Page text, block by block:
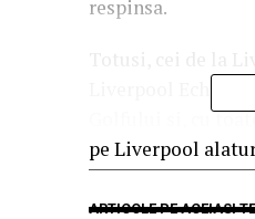
respinsa.
Liverpool Echo.
Golfului si, cu
pe Liverpool
ARTICOLE PE ACEIASI